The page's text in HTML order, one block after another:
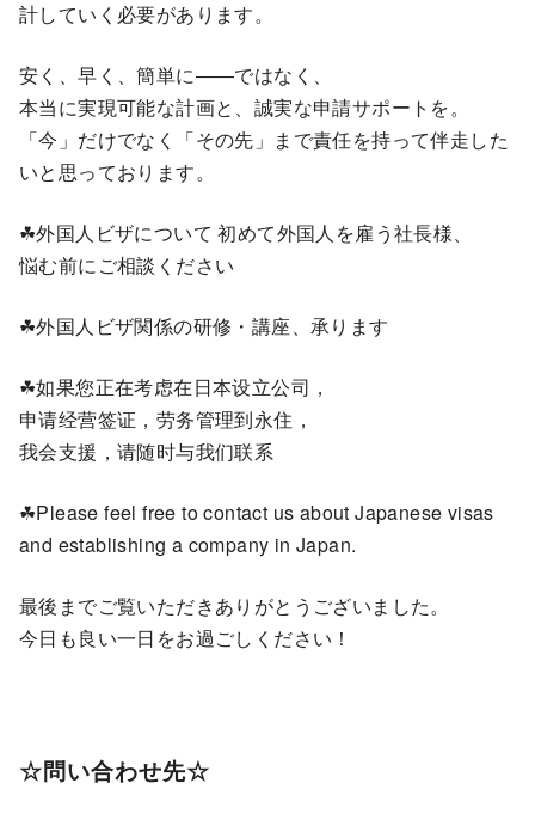
計していく必要があります。
安く、早く、簡単に――ではなく、
本当に実現可能な計画と、誠実な申請サポートを。
「今」だけでなく「その先」まで責任を持って伴走した
いと思っております。
☘外国人ビザについて 初めて外国人を雇う社長様、
悩む前にご相談ください
☘外国人ビザ関係の研修・講座、承ります
☘如果您正在考虑在日本设立公司，
申请经营签证，劳务管理到永住，
我会支援，请随时与我们联系
☘Please feel free to contact us about Japanese visas
and establishing a company in Japan.
最後までご覧いただきありがとうございました。
今日も良い一日をお過ごしください！
☆問い合わせ先☆